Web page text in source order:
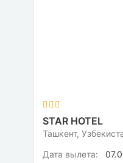
STAR HOTEL
Ташкент,
Дата вылета: